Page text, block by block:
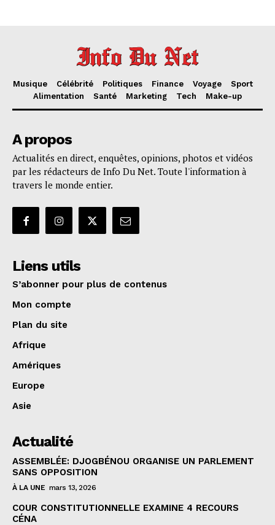
Musique Célébrité Politiques Finance Voyage
Sport
Alimentation
Santé Marketing Tech Make-up
A propos
Actualités en direct, enquêtes, opinions, photos et vidéos
par les rédacteurs de Info Du Net. Toute l'information à
travers le monde entier.
Liens utils
S’abonner pour plus de contenus
Mon compte
Plan du site
Afrique
Amériques
Europe
Asie
Actualité
ASSEMBLÉE: DJOGBÉNOU ORGANISE UN PARLEMENT
SANS OPPOSITION
À LA UNE mars 13, 2026
COUR CONSTITUTIONNELLE EXAMINE 4 RECOURS
CÉNA